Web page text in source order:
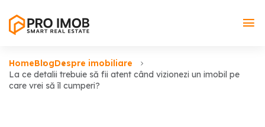
HomeBlogDespre imobiliare
La ce detalii trebuie să fii atent când vizionezi un imobil pe
care vrei să îl cumperi?